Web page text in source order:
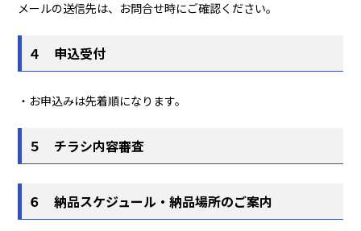
メールの送信先は、お問合せ時にご確認ください。
４ 申込受付
・お申込みは先着順になります。
５ チラシ内容審査
６ 納品スケジュール・納品場所のご案内